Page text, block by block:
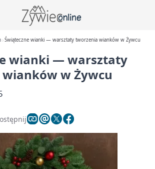
Świąteczne wianki — warsztaty tworzenia wianków w Żywcu
wianki — warsztaty
w Żywcu